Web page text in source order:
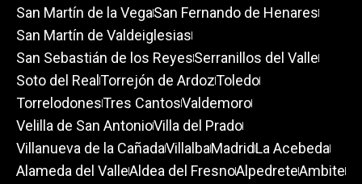
San Martín de la VegaSan Fernando de Henares
San Martín de Valdeiglesias
San Sebastián de los ReyesSerranillos del Valle
Soto del Real Torrejón de ArdozToledo
TorrelodonesTres CantosValdemoro
Velilla de San AntonioVilla del Prado
Villanueva de la CañadaVillalbaMadridLa Acebeda
Alameda del ValleAldea del FresnoAlpedreteAmbite